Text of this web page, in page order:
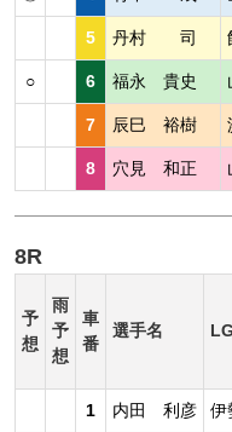
5 丹村 司
○ 6 福永 貴史
7 辰巳 裕樹
8 穴見 和正
8R
予
想
雨
予
想
車
番
選手名 LG
1 内田 利彦 伊